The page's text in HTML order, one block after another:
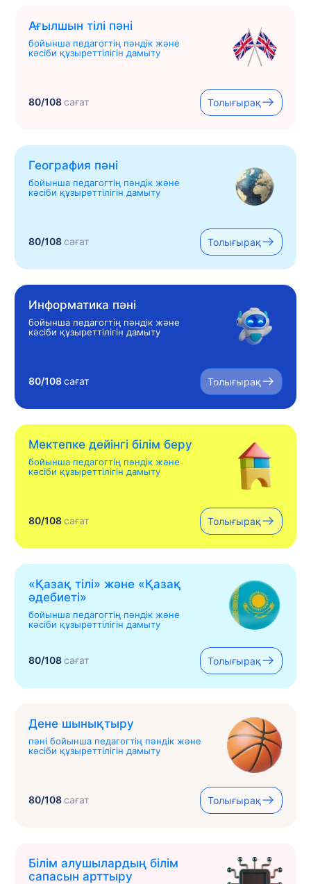
Ағылшын тілі пәні
бойынша педагогтің пәндік және
кәсіби құзыреттілігін дамыту
80/108сағат Толығырақ
География пәні
бойынша педагогтің пәндік және
кәсіби құзыреттілігін дамыту
80/108сағат Толығырақ
Информатика пәні
бойынша педагогтің пәндік және
кәсіби құзыреттілігін дамыту
80/108сағат Толығырақ
Мектепке дейінгі білім беру
бойынша педагогтің пәндік және
кәсіби құзыреттілігін дамыту
80/108сағат Толығырақ
«Қазақ тілі» жəне «Қазақ
əдебиеті»
бойынша педагогтің пәндік және
кәсіби құзыреттілігін дамыту
80/108сағат Толығырақ
Дене шынықтыру
пәні бойынша педагогтің пәндік және
кәсіби құзыреттілігін дамыту
80/108сағат Толығырақ
Білім алушылардың білім
сапасын арттыру